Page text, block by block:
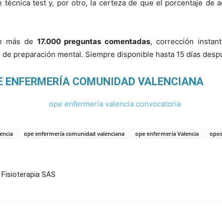
test y, por otro, la certeza de que el porcentaje de
más de 17.000 preguntas comentadas, corrección
preparación mental. Siempre disponible hasta 15 días
ENFERMERÍA COMUNIDAD VALENCIANA
ope enfermería comunidad valenciana ope enfermería Valencia
SAS